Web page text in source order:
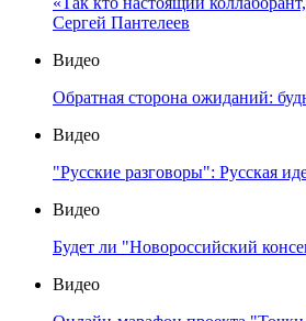
Сергей Пантелеев
Видео
Обратная сторона ожиданий:
Видео
"Русские разговоры": Русская
Видео
Будет ли "Новороссийский
Видео